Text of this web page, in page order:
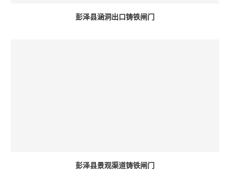
彭泽县涵洞出口铸铁闸门
彭泽县景观渠道铸铁闸门